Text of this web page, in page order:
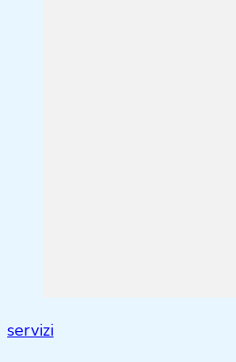
servizi